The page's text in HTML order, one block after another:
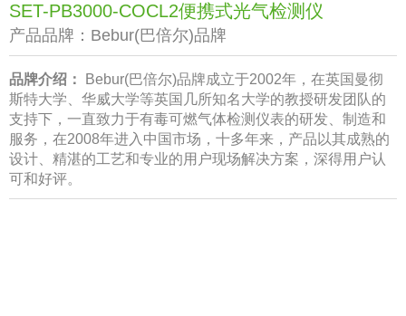
SET-PB3000-COCL2便携式光气检测仪
产品品牌： Bebur(巴倍尔)品牌
品牌介绍：
Bebur(巴倍尔)品牌成立于2002年，在英国曼彻
斯特大学、华威大学等英国几所知名大学的教授研发团队的
支持下，一直致力于有毒可燃气体检测仪表的研发、制造和
服务，在2008年进入中国市场，十多年来，产品以其成熟的
设计、精湛的工艺和专业的用户现场解决方案，深得用户认
可和好评。